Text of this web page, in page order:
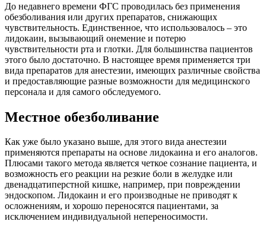
До недавнего времени ФГС проводилась без применения
обезболивания или других препаратов, снижающих
чувствительность. Единственное, что использовалось – это
лидокаин, вызывающий онемение и потерю
чувствительности рта и глотки. Для большинства пациентов
этого было достаточно. В настоящее время применяется три
вида препаратов для анестезии, имеющих различные свойства
и предоставляющие разные возможности для медицинского
персонала и для самого обследуемого.
Местное обезболивание
Как уже было указано выше, для этого вида анестезии
применяются препараты на основе лидокаина и его аналогов.
Плюсами такого метода является четкое сознание пациента, и
возможность его реакции на резкие боли в желудке или
двенадцатиперстной кишке, например, при повреждении
эндоскопом. Лидокаин и его производные не приводят к
осложнениям, и хорошо переносятся пациентами, за
исключением индивидуальной непереносимости.